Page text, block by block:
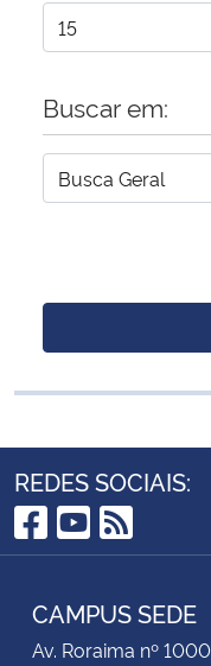
Planalto
Buscar em:
REDES SOCIAIS:
Facebook
YouTube
RSS
CAMPUS SEDE
Av. Roraima nº 1000